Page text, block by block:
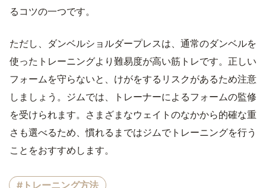
るコツの一つです。
ただし、ダンベルショルダープレスは、通常のダンベルを
使ったトレーニングより難易度が高い筋トレです。正しい
フォームを守らないと、けがをするリスクがあるため注意
しましょう。ジムでは、トレーナーによるフォームの監修
を受けられます。さまざまなウェイトのなかから的確な重
さも選べるため、慣れるまではジムでトレーニングを行う
ことをおすすめします。
#トレーニング方法